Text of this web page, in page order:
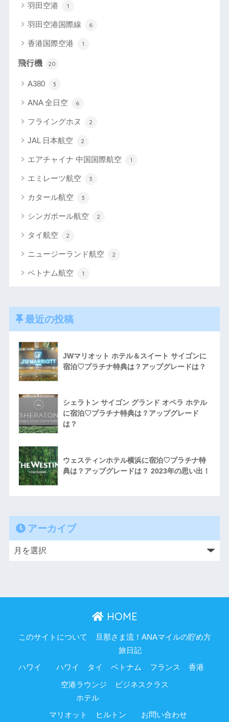
羽田空港 1
羽田空港国際線 6
香港国際空港 1
飛行機 20
A380 3
ANA 全日空 6
フライングホヌ 2
JAL 日本航空 2
エアチャイナ 中国国際航空 1
エミレーツ航空 3
カタール航空 3
シンガポール航空 2
タイ航空 2
ニュージーランド航空 2
ベトナム航空 1
最近の投稿
JWマリオット ホテル＆スイート サイゴンに
宿泊♡プラチナ特典は？アップグレードは？
シェラトン サイゴン グランド オペラ ホテル
に宿泊♡プラチナ特典は？アップグレード
は？
ウェスティンホテル横浜に宿泊♡プラチナ特
典は？アップグレードは？ 2023年の思い出！
アーカイブ
HOME
このサイトについて 旦那さま流！ANAマイルの貯め方
ハワイ
旅日記
ハワイ タイ ベトナム フランス 香港
空港ラウンジ
ビジネスクラス
ホテル
マリオット ヒルトン お問い合わせ